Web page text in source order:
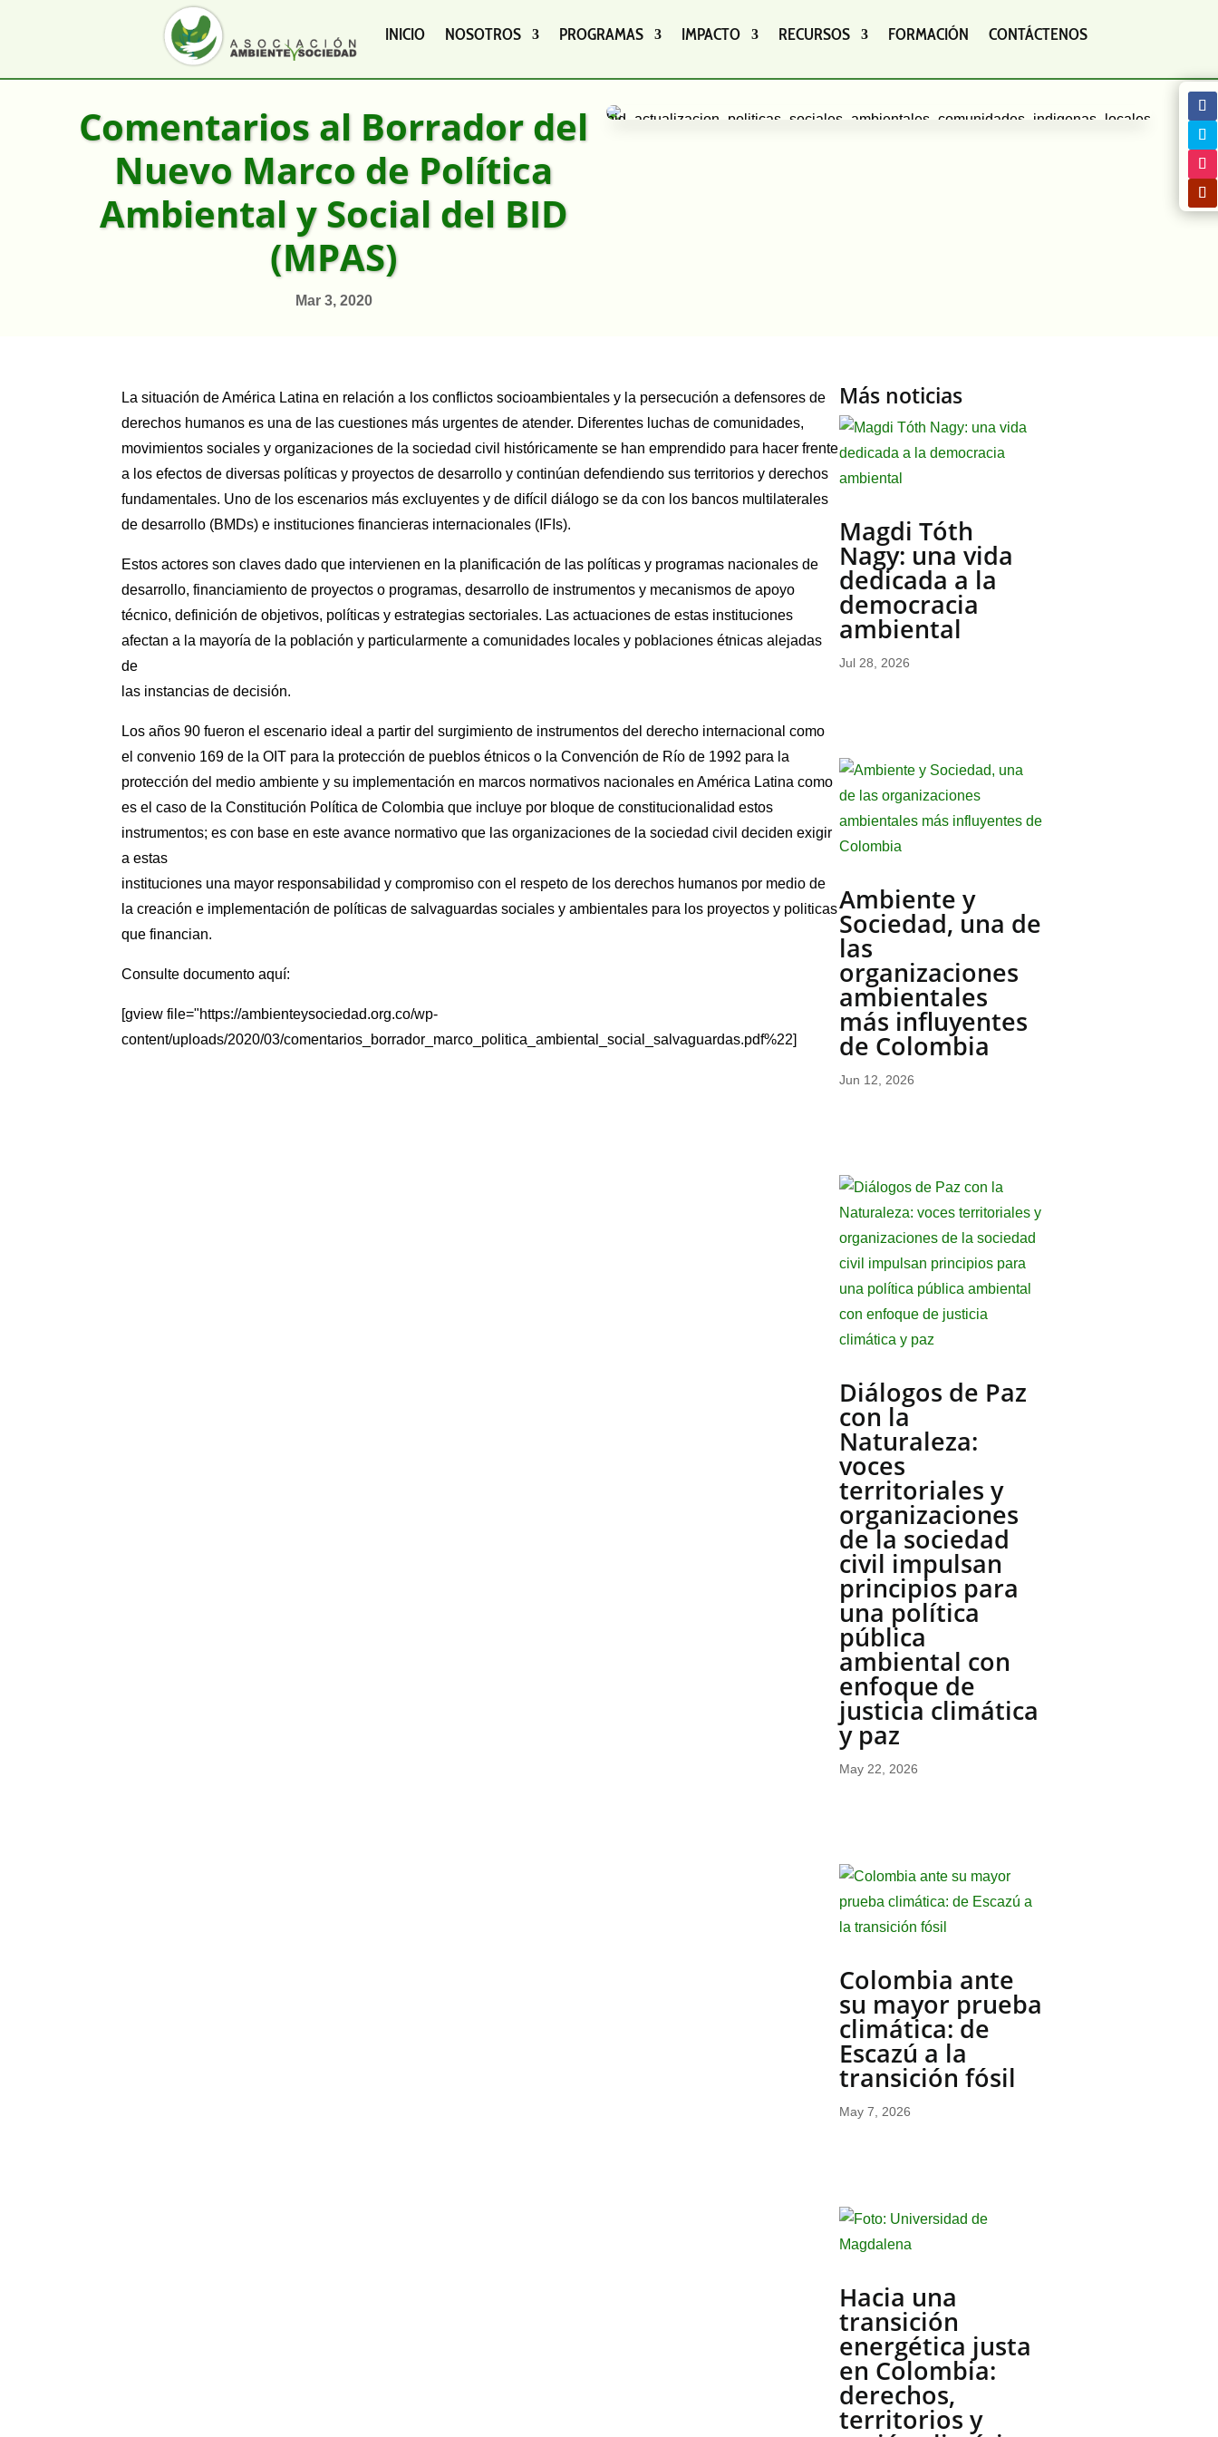
INICIO NOSOTROS PROGRAMAS IMPACTO RECURSOS FORMACIÓN CONTÁCTENOS
Comentarios al Borrador del
Nuevo Marco de Política
Ambiental y Social del BID
(MPAS)
Mar 3, 2020
La situación de América Latina en relación a los conflictos socioambientales y la persecución a defensores de
derechos humanos es una de las cuestiones más urgentes de atender. Diferentes luchas de comunidades,
movimientos sociales y organizaciones de la sociedad civil históricamente se han emprendido para hacer frente
a los efectos de diversas políticas y proyectos de desarrollo y continúan defendiendo sus territorios y derechos
fundamentales. Uno de los escenarios más excluyentes y de difícil diálogo se da con los bancos multilaterales
de desarrollo (BMDs) e instituciones financieras internacionales (IFIs).
Estos actores son claves dado que intervienen en la planificación de las políticas y programas nacionales de
desarrollo, financiamiento de proyectos o programas, desarrollo de instrumentos y mecanismos de apoyo
técnico, definición de objetivos, políticas y estrategias sectoriales. Las actuaciones de estas instituciones
afectan a la mayoría de la población y particularmente a comunidades locales y poblaciones étnicas alejadas
de
las instancias de decisión.
Los años 90 fueron el escenario ideal a partir del surgimiento de instrumentos del derecho internacional como
el convenio 169 de la OIT para la protección de pueblos étnicos o la Convención de Río de 1992 para la
protección del medio ambiente y su implementación en marcos normativos nacionales en América Latina como
es el caso de la Constitución Política de Colombia que incluye por bloque de constitucionalidad estos
instrumentos; es con base en este avance normativo que las organizaciones de la sociedad civil deciden exigir
a estas
instituciones una mayor responsabilidad y compromiso con el respeto de los derechos humanos por medio de
la creación e implementación de políticas de salvaguardas sociales y ambientales para los proyectos y politicas
que financian.
Consulte documento aquí:
[gview file="https://ambienteysociedad.org.co/wp-
content/uploads/2020/03/comentarios_borrador_marco_politica_ambiental_social_salvaguardas.pdf%22]
Más noticias
Magdi Tóth
Nagy: una vida
dedicada a la
democracia
ambiental
Jul 28, 2026
Ambiente y
Sociedad, una de
las
organizaciones
ambientales
más influyentes
de Colombia
Jun 12, 2026
Diálogos de Paz
con la
Naturaleza:
voces
territoriales y
organizaciones
de la sociedad
civil impulsan
principios para
una política
pública
ambiental con
enfoque de
justicia climática
y paz
May 22, 2026
Colombia ante
su mayor prueba
climática: de
Escazú a la
transición fósil
May 7, 2026
Hacia una
transición
energética justa
en Colombia:
derechos,
territorios y